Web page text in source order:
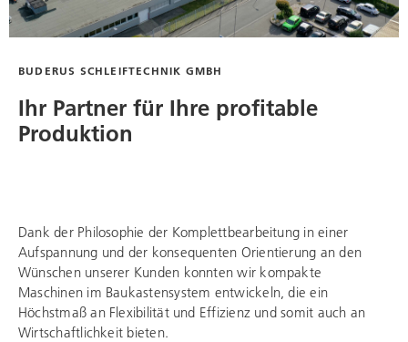
BUDERUS SCHLEIFTECHNIK GMBH
Ihr Partner für Ihre profitable
Produktion
Dank der Philosophie der Komplettbearbeitung in einer
Aufspannung und der konsequenten Orientierung an den
Wünschen unserer Kunden konnten wir kompakte
Maschinen im Baukastensystem entwickeln, die ein
Höchstmaß an Flexibilität und Effizienz und somit auch an
Wirtschaftlichkeit bieten.